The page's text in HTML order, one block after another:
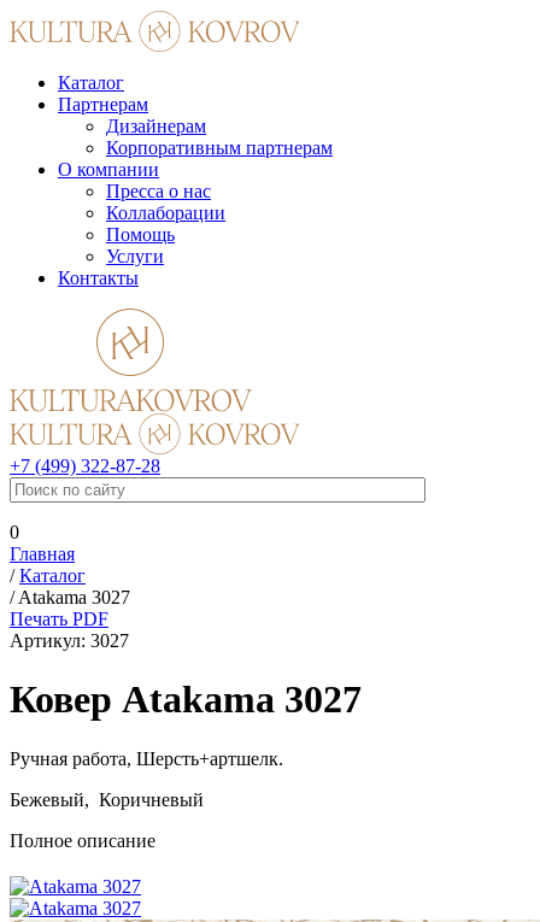
Каталог
Партнерам
Дизайнерам
Корпоративным партнерам
О компании
Пресса о нас
Коллаборации
Помощь
Услуги
Контакты
+7 (499) 322-87-28
0
Главная
/Каталог
/Atakama 3027
Печать PDF
Артикул: 3027
Ковер Atakama 3027
Ручная работа, Шерсть+артшелк.
Бежевый, Коричневый
Полное описание